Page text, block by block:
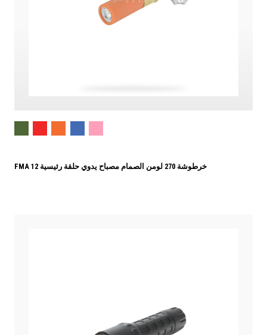
FMA 12 خرطوشة 270 لومن الصمام مصباح يدوي حلقة رئيسية